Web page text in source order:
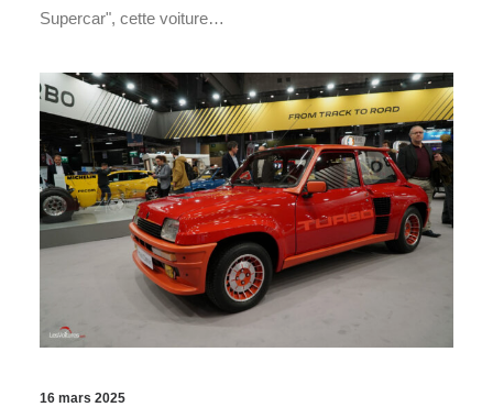
Supercar", cette voiture…
16 mars 2025